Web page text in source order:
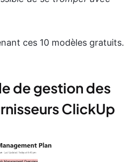
ces 10 modèles gratuits.
de gestion des
ClickUp